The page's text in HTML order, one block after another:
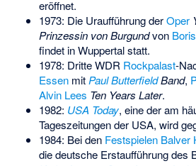
eröffnet.
1973: Die Uraufführung derOper
Prinzessin von Burgundvon
findet in Wuppertal statt.
1978: Dritte WDR Rockpalast-
Essenmit Paul ButterfieldBand,
Alvin Lees Ten Years Later.
1982: USA Today, eine der am
Tageszeitungen der USA, wird
1984: Bei den Festspielen Balver
die deutsche Erstaufführung des